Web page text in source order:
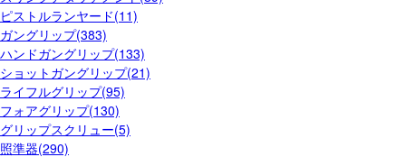
ピストルランヤード(11)
ガングリップ(383)
ハンドガングリップ(133)
ショットガングリップ(21)
ライフルグリップ(95)
フォアグリップ(130)
グリップスクリュー(5)
照準器(290)